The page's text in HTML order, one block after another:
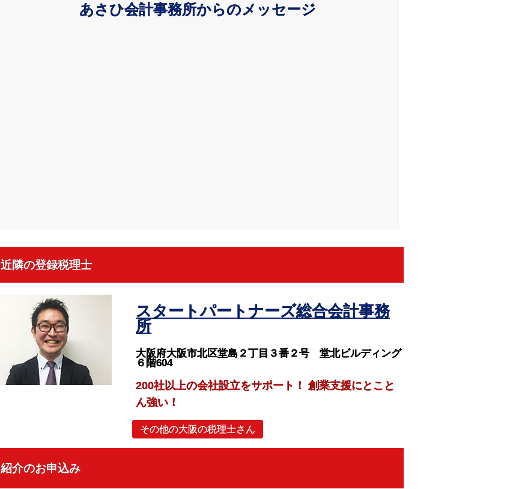
あさひ会計事務所からのメッセージ
近隣の登録税理士
スタートパートナーズ総合会計事務
所
大阪府大阪市北区堂島２丁目３番２号 堂北ビルディング
６階604
200社以上の会社設立をサポート！ 創業支援にとこと
ん強い！
その他の大阪の税理士さん
紹介のお申込み